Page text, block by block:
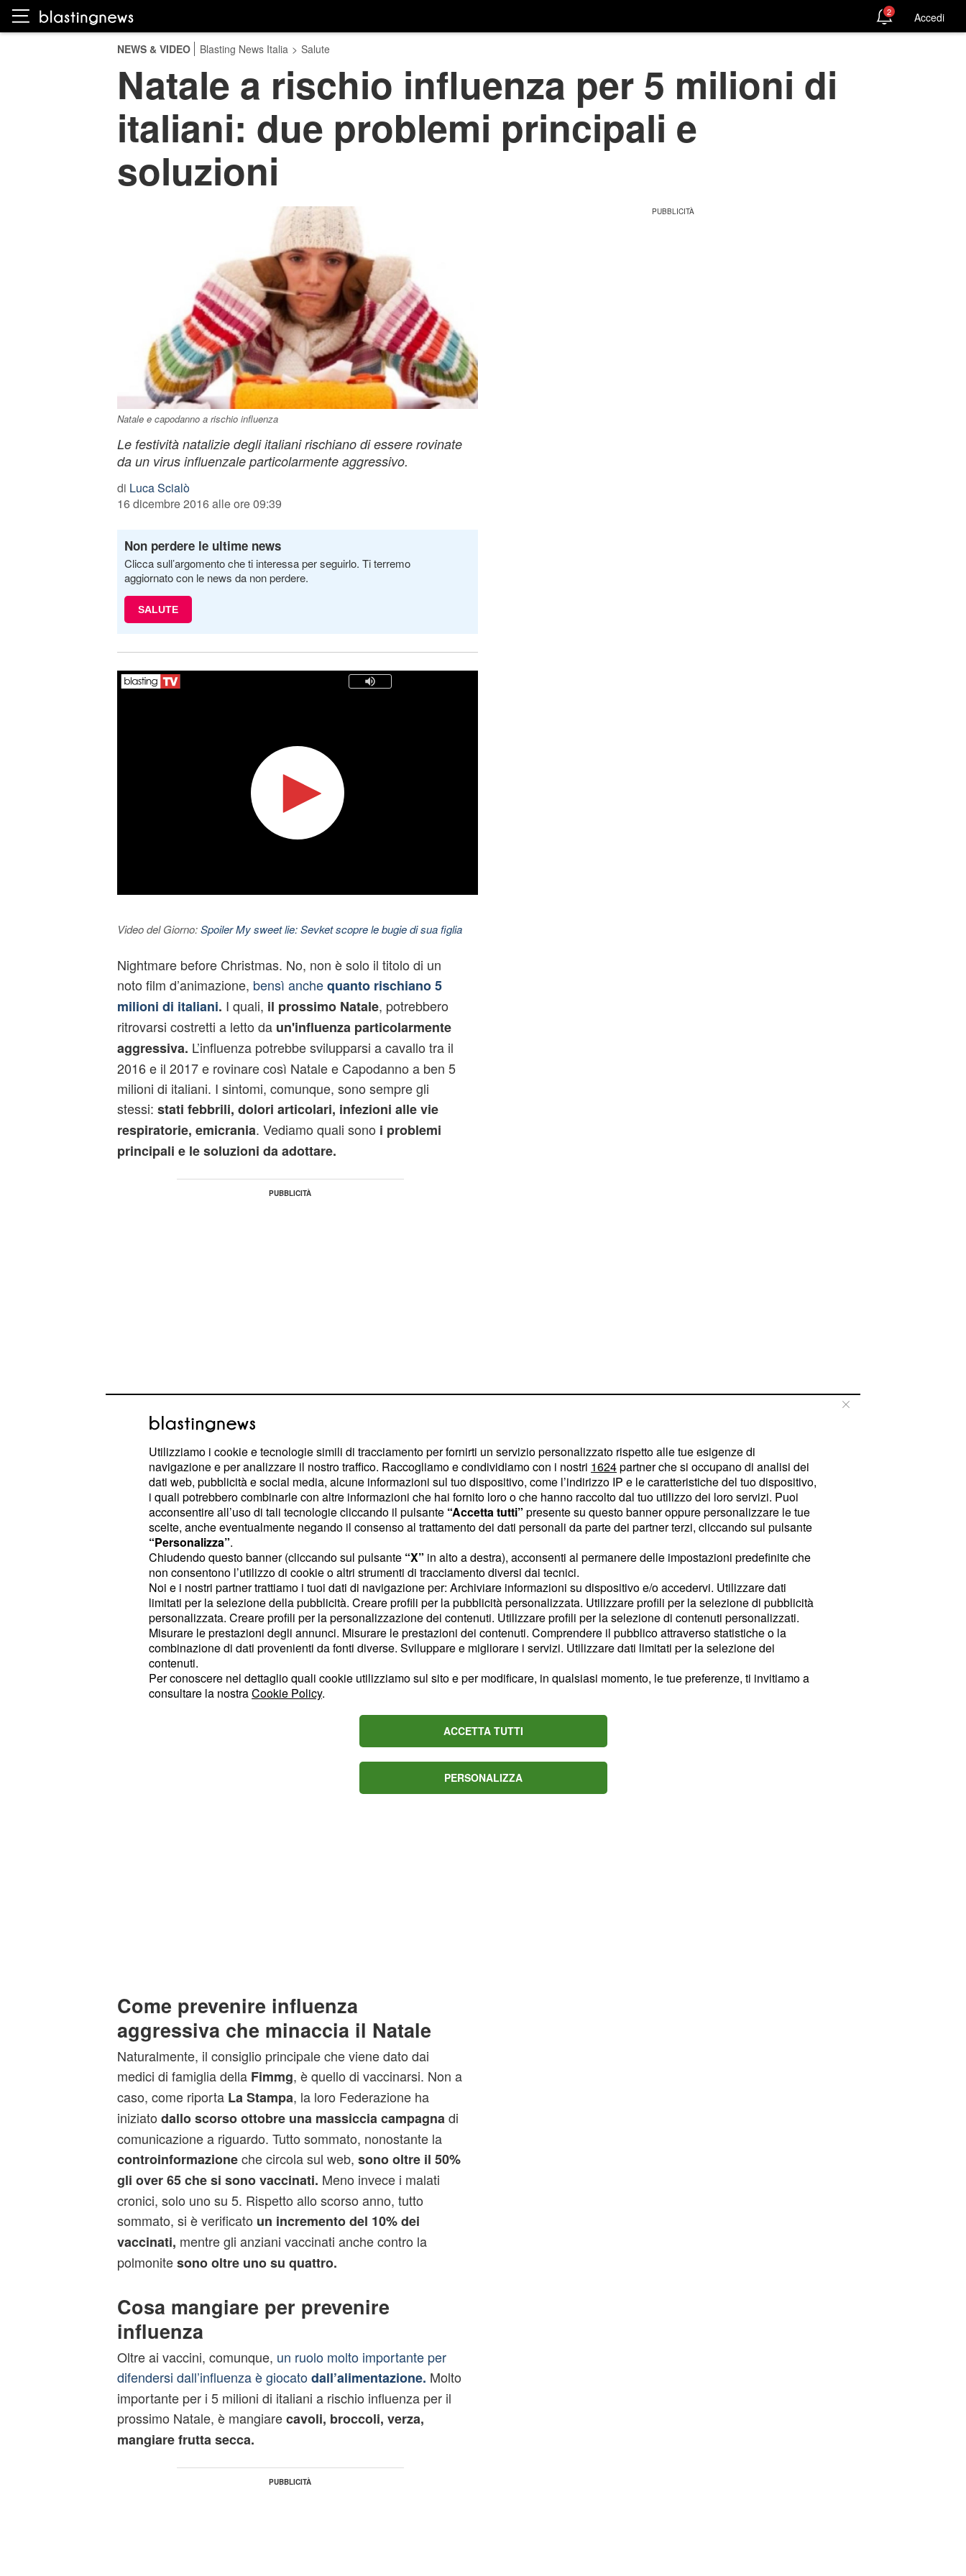
2 Accedi
NEWS & VIDEO Blasting News Italia > Salute
Natale a rischio influenza per 5 milioni di
italiani: due problemi principali e
soluzioni
Natale e capodanno a rischio influenza
Le festività natalizie degli italiani rischiano di essere rovinate
da un virus influenzale particolarmente aggressivo.
di Luca Scialò
16 dicembre 2016 alle ore 09:39
Non perdere le ultime news
Clicca sull’argomento che ti interessa per seguirlo. Ti terremo
aggiornato con le news da non perdere.
SALUTE
Video del Giorno:Spoiler My sweet lie: Sevket scopre le bugie di sua figlia
Nightmare before Christmas. No, non è solo il titolo di un
noto film d’animazione, bensì anchequanto rischiano 5
milioni di italiani. I quali, il prossimo Natale, potrebbero
ritrovarsi costretti a letto da un'influenza particolarmente
aggressiva. L’influenza potrebbe svilupparsi a cavallo tra il
2016 e il 2017 e rovinare così Natale e Capodanno a ben 5
milioni di italiani. I sintomi, comunque, sono sempre gli
stessi: stati febbrili, dolori articolari, infezioni alle vie
respiratorie, emicrania. Vediamo quali sono i problemi
principali e le soluzioni da adottare.
Rischio influenza per il prossimo
Natale: i due problemi da affrontare
La prossima influenza che minaccia il Natale di 5 milioni di
italiani è costituita da due ceppi molto aggressivi:l'A/Hong
Kong e il B/Brisbane.I soggetti maggiormente a rischio
sono ovviamentegli anziani, i malati cronici, gli
immunodepressi e i cardiopatici.Tuttavia, data
l’aggressività dell’influenza di quest’anno, il rischio è esteso
ancheai soggetti sani tra i 50 e i 60 anni.Rientrano poi
anchealcune categorie di lavoratori e i bambini che dai
sei mesi in su.Dunque, sarebbero in totale 5 milioni gli
italiani a rischio, quasi uno su 12. Macome prevenire e
combatterequesta influenza così particolarmente
Come prevenire influenza
aggressiva che minaccia il Natale
Naturalmente, il consiglio principale che viene dato dai
medici di famiglia della Fimmg, è quello di vaccinarsi. Non a
caso, come riportaLa Stampa, la loro Federazione ha
iniziato dallo scorso ottobre una massiccia campagna di
comunicazione a riguardo. Tutto sommato, nonostante la
controinformazioneche circola sul web, sono oltre il 50%
gli over 65 che si sono vaccinati. Meno invece i malati
cronici, solo uno su 5. Rispetto allo scorso anno, tutto
sommato, si è verificato un incremento del 10% dei
vaccinati, mentre gli anziani vaccinati anche contro la
polmonitesono oltre uno su quattro.
Cosa mangiare per prevenire
influenza
Oltre ai vaccini, comunque, un ruolo molto importante per
difendersi dall’influenza è giocatodall’alimentazione. Molto
importante per i 5 milioni di italiani a rischio influenza per il
prossimo Natale, è mangiarecavoli, broccoli, verza,
mangiare frutta secca.
Utilizziamo i cookie e tecnologie simili di tracciamento per fornirti un servizio personalizzato rispetto alle tue esigenze di
navigazione e per analizzare il nostro traffico. Raccogliamo e condividiamo con i nostri 1624partner che si occupano di analisi dei
dati web, pubblicità e social media, alcune informazioni sul tuo dispositivo, come l’indirizzo IP e le caratteristiche del tuo dispositivo,
i quali potrebbero combinarle con altre informazioni che hai fornito loro o che hanno raccolto dal tuo utilizzo dei loro servizi. Puoi
acconsentire all’uso di tali tecnologie cliccando il pulsante “Accetta tutti” presente su questo banner oppure personalizzare le tue
scelte, anche eventualmente negando il consenso al trattamento dei dati personali da parte dei partner terzi, cliccando sul pulsante
“Personalizza”.
Chiudendo questo banner (cliccando sul pulsante “X” in alto a destra), acconsenti al permanere delle impostazioni predefinite che
non consentono l’utilizzo di cookie o altri strumenti di tracciamento diversi dai tecnici.
Noi e i nostri partner trattiamo i tuoi dati di navigazione per: Archiviare informazioni su dispositivo e/o accedervi. Utilizzare dati
limitati per la selezione della pubblicità. Creare profili per la pubblicità personalizzata. Utilizzare profili per la selezione di pubblicità
personalizzata. Creare profili per la personalizzazione dei contenuti. Utilizzare profili per la selezione di contenuti personalizzati.
Misurare le prestazioni degli annunci. Misurare le prestazioni dei contenuti. Comprendere il pubblico attraverso statistiche o la
combinazione di dati provenienti da fonti diverse. Sviluppare e migliorare i servizi. Utilizzare dati limitati per la selezione dei
contenuti.
Per conoscere nel dettaglio quali cookie utilizziamo sul sito e per modificare, in qualsiasi momento, le tue preferenze, ti invitiamo a
consultare la nostraCookie Policy.
ACCETTA TUTTI
PERSONALIZZA